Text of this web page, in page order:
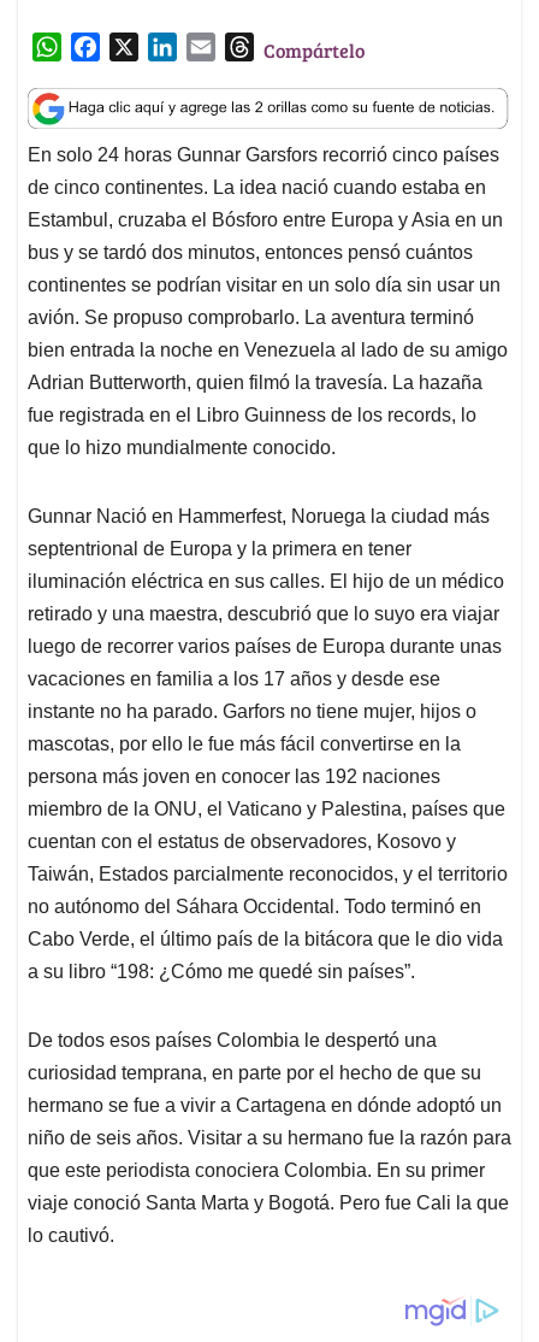
W
a
t
s
A
p
p
c
e
b
o
o
k
n
k
e
d
I
n
a
i
l
T
r
e
a
d
s
Compártelo
En solo 24 horas Gunnar Garsfors recorrió cinco países
de cinco continentes. La idea nació cuando estaba en
Estambul, cruzaba el Bósforo entre Europa y Asia en un
bus y se tardó dos minutos, entonces pensó cuántos
continentes se podrían visitar en un solo día sin usar un
avión. Se propuso comprobarlo. La aventura terminó
bien entrada la noche en Venezuela al lado de su amigo
Adrian Butterworth, quien filmó la travesía. La hazaña
fue registrada en el Libro Guinness de los records, lo
que lo hizo mundialmente conocido.
Gunnar Nació en Hammerfest, Noruega la ciudad más
septentrional de Europa y la primera en tener
iluminación eléctrica en sus calles. El hijo de un médico
retirado y una maestra, descubrió que lo suyo era viajar
luego de recorrer varios países de Europa durante unas
vacaciones en familia a los 17 años y desde ese
instante no ha parado. Garfors no tiene mujer, hijos o
mascotas, por ello le fue más fácil convertirse en la
persona más joven en conocer las 192 naciones
miembro de la ONU, el Vaticano y Palestina, países que
cuentan con el estatus de observadores, Kosovo y
Taiwán, Estados parcialmente reconocidos, y el territorio
no autónomo del Sáhara Occidental. Todo terminó en
Cabo Verde, el último país de la bitácora que le dio vida
a su libro “198: ¿Cómo me quedé sin países”.
De todos esos países Colombia le despertó una
curiosidad temprana, en parte por el hecho de que su
hermano se fue a vivir a Cartagena en dónde adoptó un
niño de seis años. Visitar a su hermano fue la razón para
que este periodista conociera Colombia. En su primer
viaje conoció Santa Marta y Bogotá. Pero fue Cali la que
lo cautivó.